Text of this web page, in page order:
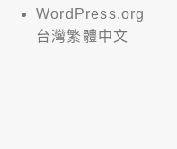
WordPress.org
台灣繁體中文